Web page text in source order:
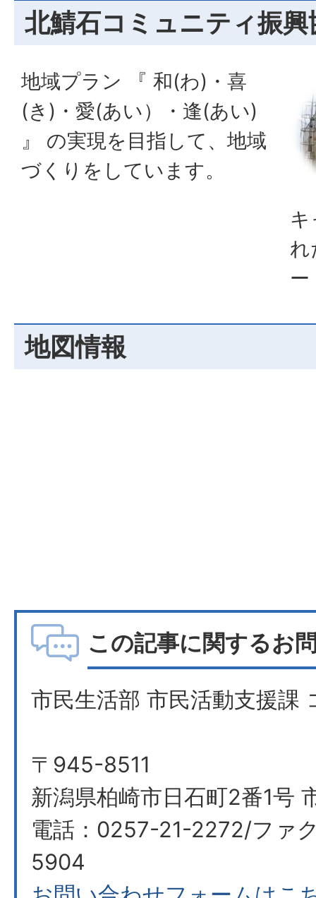
北鯖石コミュニティ振
れ
ー
地域プラン 『 和(わ)・喜
(き)・愛(あい）・逢(あい)
』 の実現を目指して、地域
づくりをしています。
地図情報
この記事に関するお
市民生活部 市民活動支援課
〒945-8511
新潟県柏崎市日石町2番1号
電話：0257-21-2272/ファ
5904